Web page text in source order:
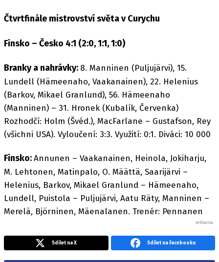
Čtvrtfinále mistrovství světa v Curychu
Finsko – Česko 4:1 (2:0, 1:1, 1:0)
Branky a nahrávky: 8. Manninen (Puljujärvi), 15.
Lundell (Hämeenaho, Vaakanainen), 22. Helenius
(Barkov, Mikael Granlund), 56. Hämeenaho
(Manninen) – 31. Hronek (Kubalík, Červenka)
Rozhodčí: Holm (Švéd.), MacFarlane – Gustafson, Rey
(všichni USA). Vyloučení: 3:3. Využití: 0:1. Diváci: 10 000
Finsko:Annunen – Vaakanainen, Heinola, Jokiharju,
M. Lehtonen, Matinpalo, O. Määttä, Saarijärvi –
Helenius, Barkov, Mikael Granlund – Hämeenaho,
Lundell, Puistola – Puljujärvi, Aatu Räty, Manninen –
Merelä, Björninen, Mäenalanen. Trenér: Pennanen
Sdílet na X Sdílet na Facebooku